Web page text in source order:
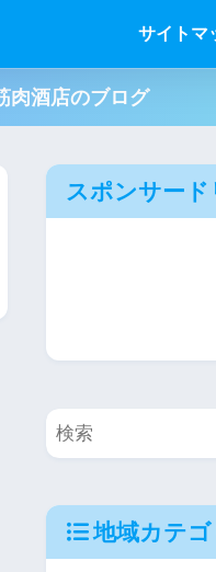
サイトマ
肉酒店のブログ
スポンサード
地域カテゴ